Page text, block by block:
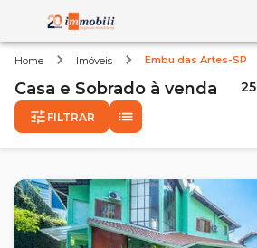
Home Imóveis Embu das Artes-SP
Casa e Sobrado à venda 25
FILTRAR